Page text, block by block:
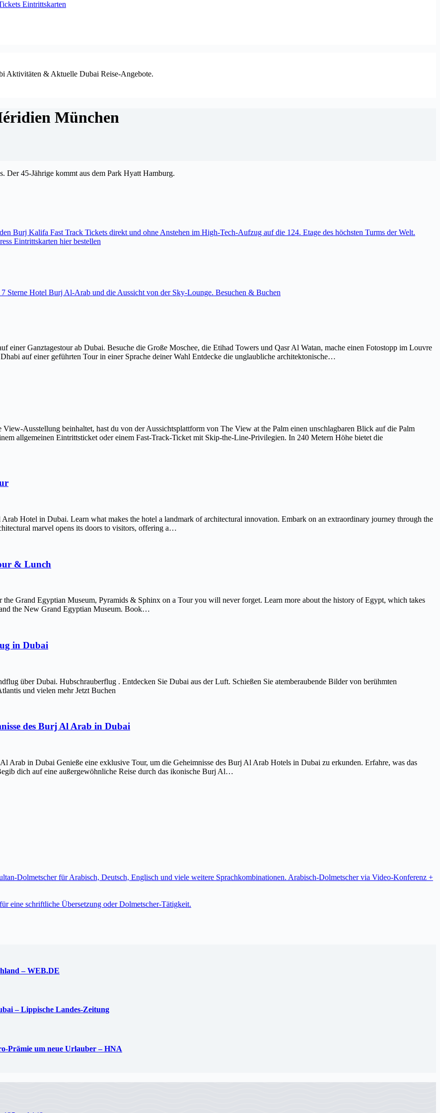
Eintrittskarten
Aktivitäten & Aktuelle Dubai Reise-Angebote.
München
Der 45-Jährige kommt aus dem Park Hyatt Hamburg.
Burj Kalifa Fast Track Tickets direkt und ohne Anstehen im High-Tech-Aufzug auf die 124. Etage des höchsten Turms der Welt.
Eintrittskarten hier bestellen
Sterne Hotel Burj Al-Arab und die Aussicht von der Sky-Lounge. Besuchen & Buchen
einer Ganztagestour ab Dubai. Besuche die Große Moschee, die Etihad Towers und Qasr Al Watan, mache einen Fotostopp im Louvre
auf einer geführten Tour in einer Sprache deiner Wahl Entdecke die unglaubliche architektonische…
Ausstellung beinhaltet, hast du von der Aussichtsplattform von The View at the Palm einen unschlagbaren Blick auf die Palm
allgemeinen Eintrittsticket oder einem Fast-Track-Ticket mit Skip-the-Line-Privilegien. In 240 Metern Höhe bietet die
Hotel in Dubai. Learn what makes the hotel a landmark of architectural innovation. Embark on an extraordinary journey through the
marvel opens its doors to visitors, offering a…
& Lunch
Grand Egyptian Museum, Pyramids & Sphinx on a Tour you will never forget. Learn more about the history of Egypt, which takes
the New Grand Egyptian Museum. Book…
in Dubai
über Dubai. Hubschrauberflug . Entdecken Sie Dubai aus der Luft. Schießen Sie atemberaubende Bilder von berühmten
und vielen mehr Jetzt Buchen
des Burj Al Arab in Dubai
Arab in Dubai Genieße eine exklusive Tour, um die Geheimnisse des Burj Al Arab Hotels in Dubai zu erkunden. Erfahre, was das
dich auf eine außergewöhnliche Reise durch das ikonische Burj Al…
Dolmetscher für Arabisch, Deutsch, Englisch und viele weitere Sprachkombinationen. Arabisch-Dolmetscher via Video-Konferenz +
eine schriftliche Übersetzung oder Dolmetscher-Tätigkeit.
– WEB.DE
– Lippische Landes-Zeitung
Prämie um neue Urlauber – HNA